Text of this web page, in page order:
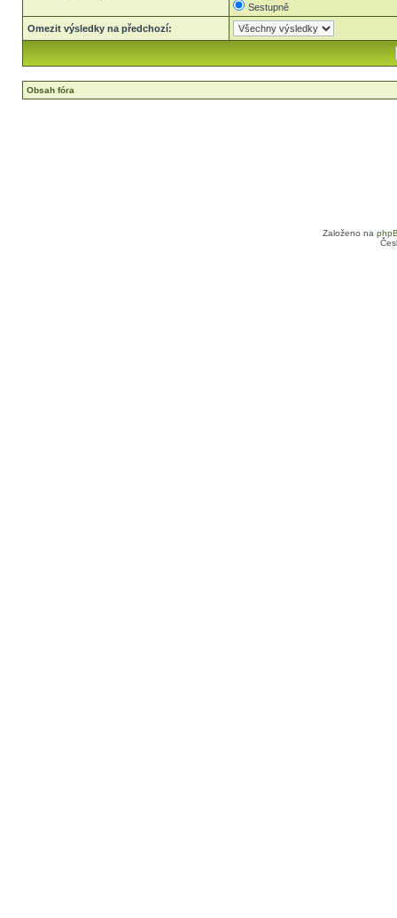
Sestupně
Omezit výsledky na předchozí:
Obsah fóra
Založeno na